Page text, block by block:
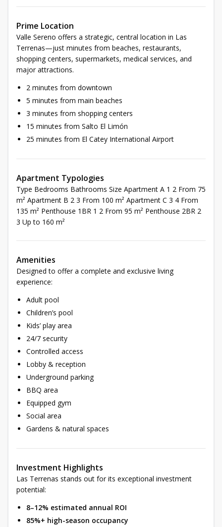
Prime Location
Valle Sereno offers a strategic, central location in Las
Terrenas—just minutes from beaches, restaurants,
shopping centers, supermarkets, medical services, and
major attractions.
2 minutes from downtown
5 minutes from main beaches
3 minutes from shopping centers
15 minutes from Salto El Limón
25 minutes from El Catey International Airport
Apartment Typologies
Type Bedrooms Bathrooms Size Apartment A 1 2 From 75
m² Apartment B 2 3 From 100 m² Apartment C 3 4 From
135 m² Penthouse 1BR 1 2 From 95 m² Penthouse 2BR 2
3 Up to 160 m²
Amenities
Designed to offer a complete and exclusive living
experience:
Adult pool
Children’s pool
Kids’ play area
24/7 security
Controlled access
Lobby & reception
Underground parking
BBQ area
Equipped gym
Social area
Gardens & natural spaces
Investment Highlights
Las Terrenas stands out for its exceptional investment
potential:
8–12% estimated annual ROI
85%+ high-season occupancy